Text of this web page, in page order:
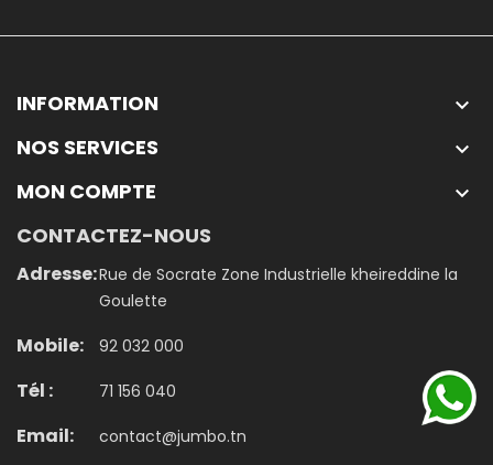
INFORMATION 
NOS SERVICES 
MON COMPTE 
CONTACTEZ-NOUS
Adresse:Rue de Socrate Zone Industrielle kheireddine la
Goulette
Mobile: 92 032 000
Tél : 71 156 040
Email: contact@jumbo.tn